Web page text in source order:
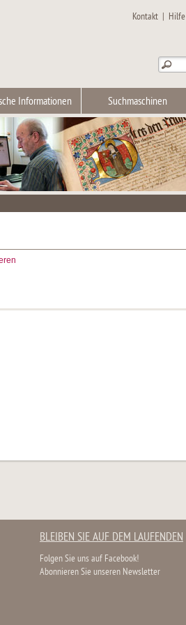
Kontakt | Hilfe
Informationen Suchmaschinen
BLEIBEN SIE AUF DEM LAUFENDEN
Folgen Sie uns auf Facebook!
Abonnieren Sie unseren Newsletter